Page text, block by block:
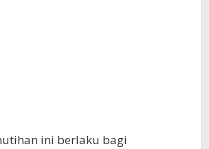
ini berlaku bagi